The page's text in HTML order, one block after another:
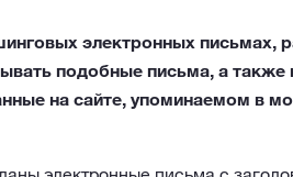
электронных письмах,
подобные письма, а
на сайте, упоминаемом в